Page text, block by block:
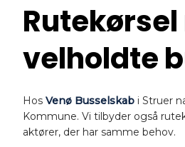
velholdte
Hos Venø Busselskabi Struer
Kommune. Vi tilbyder også
aktører, der har samme behov.